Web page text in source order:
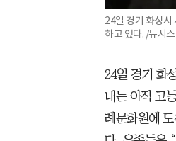
24일 경기 화성시
하고 있다. /뉴시스
24일 경기 화
내는 아직 고
례문화원에